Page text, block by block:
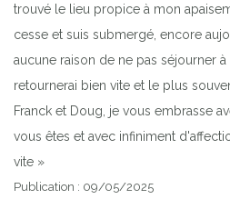
trouvé le lieu propice à mon
cesse et suis submergé, encore
aucune raison de ne pas séjourner
retournerai bien vite et le plus
Franck et Doug, je vous embrasse
vous êtes et avec infiniment
vite »
Publication : 09/05/2025